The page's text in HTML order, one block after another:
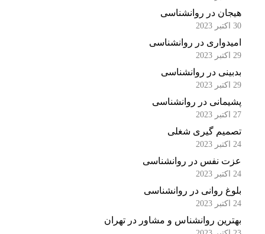
هیجان در روانشناسی
امیدواری در روانشناسی
بدبینی در روانشناسی
پشیمانی در روانشناسی
تصمیم گیری شغلی
عزت نفس در روانشناسی
بلوغ روانی در روانشناسی
بهترین روانشناس و مشاور در تهران